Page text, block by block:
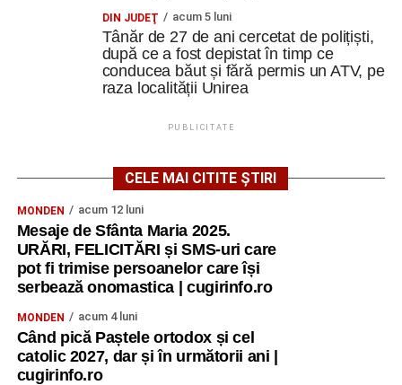
DIN JUDEŢ acum 5 luni
Tânăr de 27 de ani cercetat de polițiști,
după ce a fost depistat în timp ce
conducea băut și fără permis un ATV, pe
raza localității Unirea
PUBLICITATE
CELE MAI CITITE ȘTIRI
MONDEN acum 12 luni
Mesaje de Sfânta Maria 2025.
URĂRI, FELICITĂRI și SMS-uri care
pot fi trimise persoanelor care își
serbează onomastica | cugirinfo.ro
MONDEN acum 4 luni
Când pică Paștele ortodox și cel
catolic 2027, dar și în următorii ani |
cugirinfo.ro